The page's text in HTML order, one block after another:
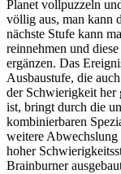
Planet vollpuzzeln
völlig aus, man kann
nächste Stufe kann
reinnehmen und
ergänzen. Das
Ausbaustufe, die
der Schwierigkeit her
ist, bringt durch die
kombinierbaren
weitere
hoher
Brainburner